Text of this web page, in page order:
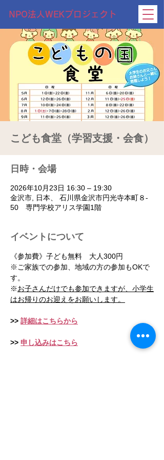
NPO法人WEKプロジェクト
こども食堂（学習支援・会食）
日時・会場
2026年10月23日 16:30 – 19:30
金沢市, 日本、 石川県金沢市円光寺本町８‐
50 専門学校アリス学園1階
イベントについて
《参加費》子ども無料　大人300円
※ご家族での参加、地域の方の参加もOKで
す。
※お子さんだけでも参加できますが、小学生
はお帰りのお迎えをお願いします。
>> 詳細はこちらから
>> 申し込みはこちら